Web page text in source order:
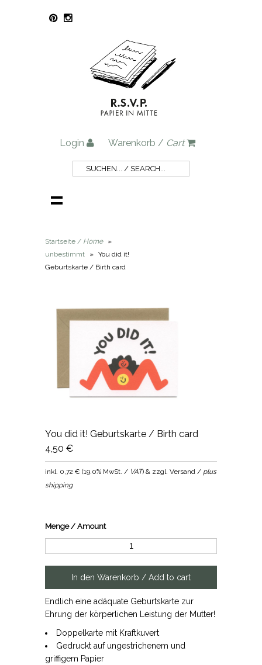
Login Warenkorb / Cart
Startseite / Home
»
unbestimmt
» You did it!
Geburtskarte / Birth card
You did it! Geburtskarte / Birth card
4,50 €
inkl. 0,72 € (19.0% MwSt. / VAT) & zzgl. Versand / plus
shipping
Menge / Amount
Endlich eine adäquate Geburtskarte zur
Ehrung der körperlichen Leistung der Mutter!
Doppelkarte mit Kraftkuvert
Gedruckt auf ungestrichenem und
griffigem Papier